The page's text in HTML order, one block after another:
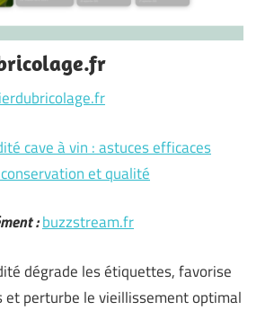
cave à vin : astuces efficaces
et qualité
:buzzstream.fr
dégrade les étiquettes, favorise
et perturbe le vieillissement optimal